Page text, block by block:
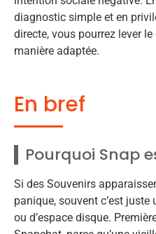
diagnostic simple et en
directe, vous pourrez lever
manière adaptée.
En bref
Pourquoi Snap
Si des Souvenirs
panique, souvent c’est juste
ou d’espace disque.